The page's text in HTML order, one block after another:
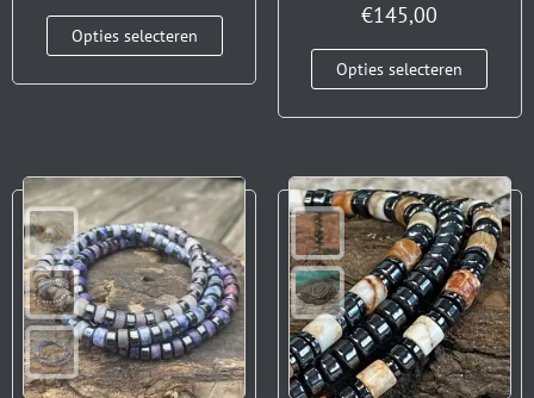
Opties selecteren
€145,00
Opties selecteren